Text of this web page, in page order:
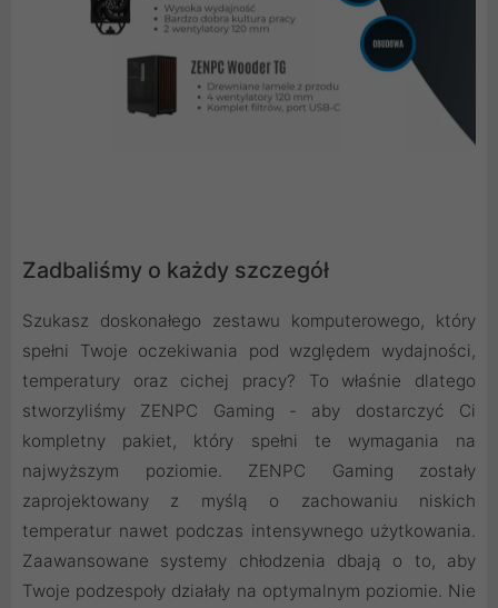
Zadbaliśmy o każdy szczegół
Szukasz doskonałego zestawu komputerowego, który
spełni Twoje oczekiwania pod względem wydajności,
temperatury oraz cichej pracy? To właśnie dlatego
stworzyliśmy ZENPC Gaming - aby dostarczyć Ci
kompletny pakiet, który spełni te wymagania na
najwyższym poziomie. ZENPC Gaming zostały
zaprojektowany z myślą o zachowaniu niskich
temperatur nawet podczas intensywnego użytkowania.
Zaawansowane systemy chłodzenia dbają o to, aby
Twoje podzespoły działały na optymalnym poziomie. Nie